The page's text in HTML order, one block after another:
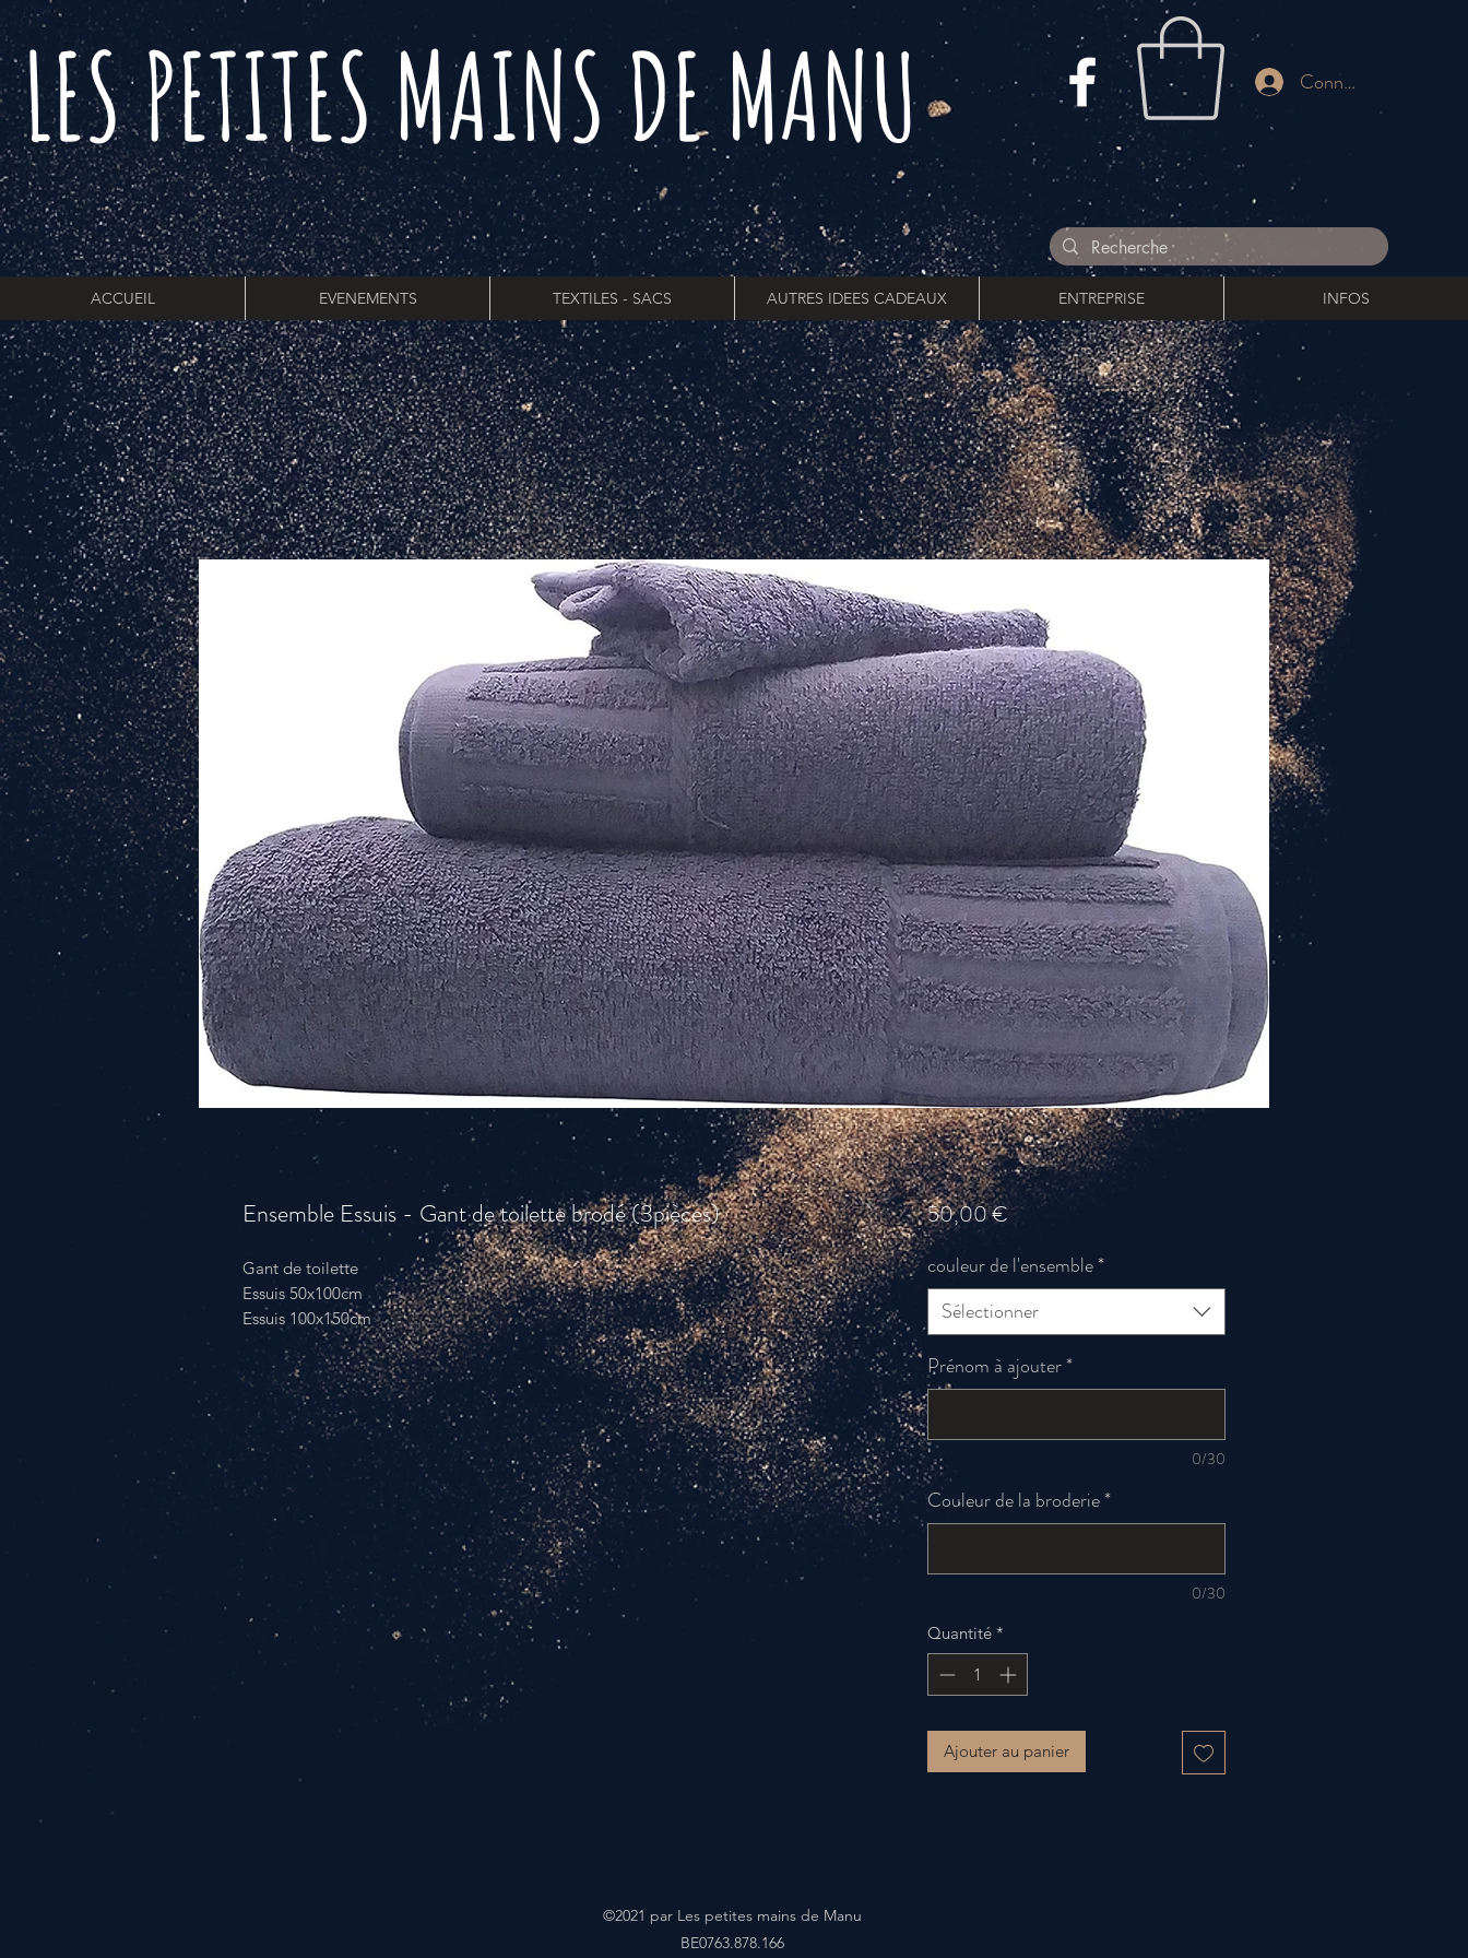
LES PETITES MAINS DE MANU Connnexion
ACCUEIL EVENEMENTS TEXTILES - SACS AUTRES IDEES CADEAUX ENTREPRISE INFOS
Ensemble Essuis - Gant de toilette brodé (3pièces)
Gant de toilette
Essuis 50x100cm
Essuis 100x150cm
50,00 €Prix
couleur de l'ensemble *
Sélectionner
Prénom à ajouter *
0/30
Couleur de la broderie *
0/30
Quantité *
Ajouter au panier
©2021 par Les petites mains de Manu
BE0763.878.166